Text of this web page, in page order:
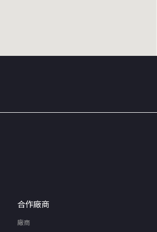
合作廠商
廠商